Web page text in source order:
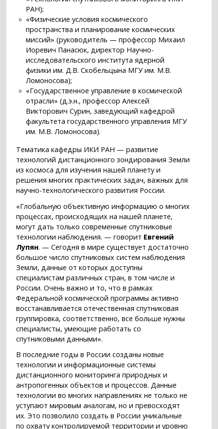
РАН);
«Физические условия космического
пространства и планирование космических
миссий» (руководитель — профессор Михаил
Иоревич Панасюк, директор Научно-
исследовательского института ядерной
физики им. Д.В. Скобельцына МГУ им. М.В.
Ломоносова);
«Государственное управление в космической
отрасли» (д.э.н., профессор Алексей
Викторович Сурин, заведующий кафедрой
факультета государственного управления МГУ
им. М.В. Ломоносова).
Тематика кафедры ИКИ РАН — развитие
технологий дистанционного зондирования Земли
из космоса для изучения нашей планету и
решения многих практических задач, важных для
научно-технологического развития России.
«Глобальную объективную информацию о многих
процессах, происходящих на нашей планете,
могут дать только современные спутниковые
технологии наблюдения. — говорит Евгений
Лупян. — Сегодня в мире существует достаточно
большое число спутниковых систем наблюдения
Земли, данные от которых доступны
специалистам различных стран, в том числе и
России. Очень важно и то, что в рамках
Федеральной космической программы активно
восстанавливается отечественная спутниковая
группировка, соответственно, все больше нужны
специалисты, умеющие работать со
спутниковыми данными».
В последние годы в России созданы новые
технологии и информационные системы
дистанционного мониторинга природных и
антропогенных объектов и процессов. Данные
технологии во многих направлениях не только не
уступают мировым аналогам, но и превосходят
их. Это позволило создать в России уникальные
по охвату контролируемой территории и уровню